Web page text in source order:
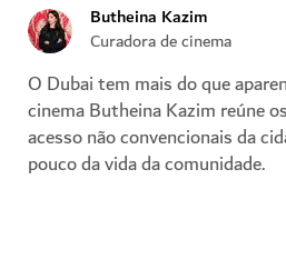
Butheina Kazim
Curadora de cinema
O Dubai tem mais do que
cinema Butheina Kazim reúne
acesso não convencionais da
pouco da vida da comunidade.